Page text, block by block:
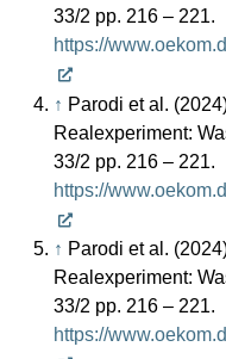
33/2 pp. 216 – 221.
https://
↑ Parodi et al.
Realexperiment:
33/2 pp. 216 – 221.
https://
↑ Parodi et al.
Realexperiment:
33/2 pp. 216 – 221.
https://